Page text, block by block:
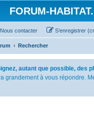
FORUM-
Nous contacter S’enregistrer
Rechercher
autant que possible, des
grandement à vous répondre.